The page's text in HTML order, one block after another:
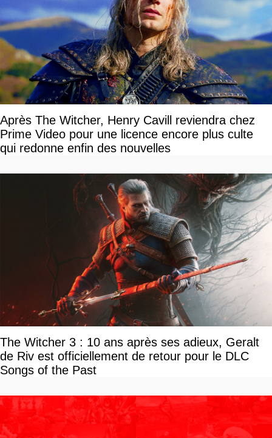
Après The Witcher, Henry Cavill reviendra chez
Prime Video pour une licence encore plus culte
qui redonne enfin des nouvelles
The Witcher 3 : 10 ans après ses adieux, Geralt
de Riv est officiellement de retour pour le DLC
Songs of the Past